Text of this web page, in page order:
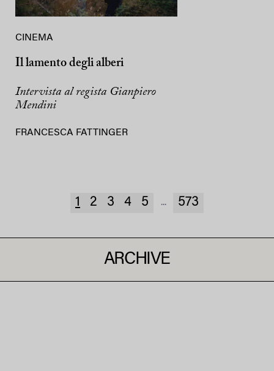
CINEMA
Il lamento degli alberi
Intervista al regista Gianpiero
Mendini
FRANCESCA FATTINGER
1 2 3 4 5 ... 573
ARCHIVE